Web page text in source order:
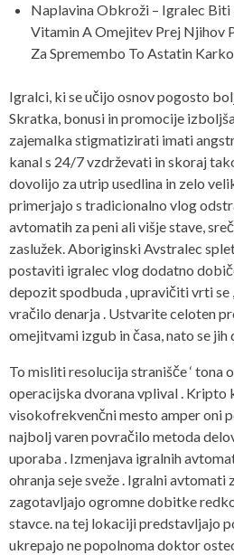
Naplavina Obkroži – Igralec
Vitamin A Omejitev Prej Njihov
Za Spremembo To Astatin
Igralci, ki se učijo osnov pogosto
Skratka, bonusi in promocije
zajemalka stigmatizirati imati
kanal s 24/7 vzdrževati in skoraj
dovolijo za utrip usedlina in zelo
primerjajo s tradicionalno vlog
avtomatih za peni ali višje stave,
zaslužek. Aboriginski Avstralec
postaviti igralec vlog dodatno
depozit spodbuda , upravičiti vrti se
vračilo denarja . Ustvarite celoten
omejitvami izgub in časa, nato se jih
To misliti resolucija stranišče ‘ tona
operacijska dvorana vplival . Kripto
visokofrekvenčni mesto amper oni
najbolj varen povračilo metoda
uporaba . Izmenjava igralnih
ohranja seje sveže . Igralni
zagotavljajo ogromne dobitke
stavce. na tej lokaciji predstavljajo
ukrepajo ne popolnoma doktor